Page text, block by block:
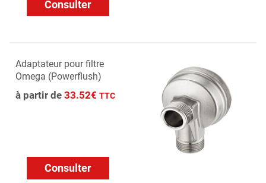
Consulter
Adaptateur pour filtre
Omega (Powerflush)
à partir de 33.52€ TTC
Consulter